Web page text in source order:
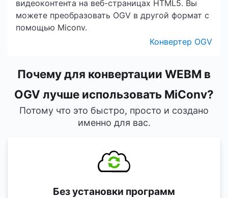
видеоконтента на веб-страницах HTML5. Вы
можете преобразовать OGV в другой формат с
помощью Miconv.
Конвертер OGV
Почему для конвертации WEBM в
OGV лучше использовать MiConv?
Потому что это быстро, просто и создано
именно для вас.
Без установки программ